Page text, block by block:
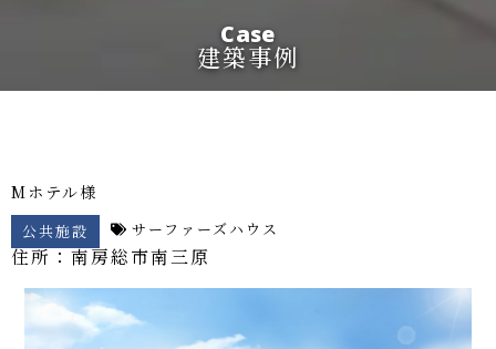
Case
建築事例
Mホテル様
公共施設 サーファーズハウス
住所：南房総市南三原